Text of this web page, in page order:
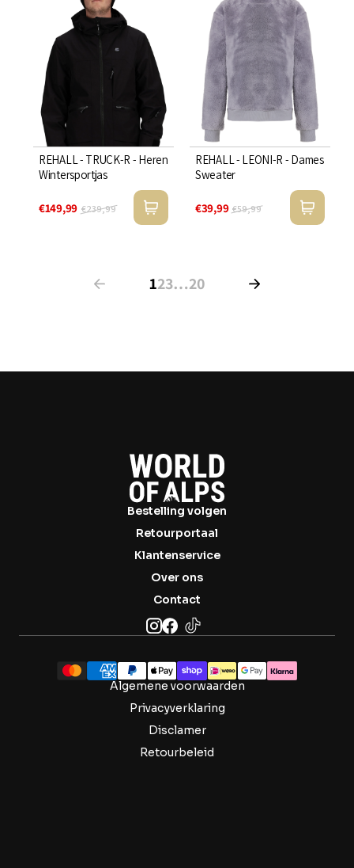
REHALL - TRUCK-R - Heren
Wintersportjas
€149,99 €239,99
REHALL - LEONI-R - Dames
Sweater
€39,99 €59,99
123…20
Bestelling volgen
Retourportaal
Klantenservice
Over ons
Contact
Algemene voorwaarden
Privacyverklaring
Disclamer
Retourbeleid